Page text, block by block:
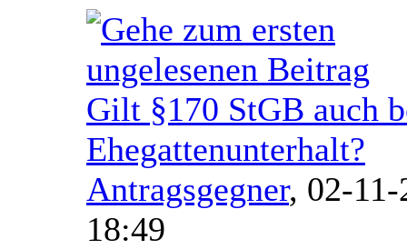
Gilt §170 StGB auch
Ehegattenunterhalt?
Antragsgegner, 02-
18:49